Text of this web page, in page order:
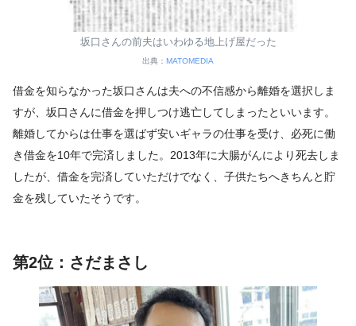
坂口さんの前夫はいわゆる地上げ屋だった
出典： MATOMEDIA
借金を知らなかった坂口さんは夫への不信感から離婚を選択しま
すが、坂口さんに借金を押しつけ逃亡してしまったといいます。
離婚してからは仕事を選ばず安いギャラの仕事を受け、必死に働
き借金を10年で完済しました。2013年に大腸がんにより死去しま
したが、借金を完済していただけでなく、子供たちへきちんと貯
金を残していたそうです。
第2位：さだまさし